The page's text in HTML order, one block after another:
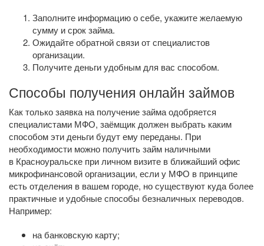
Заполните информацию о себе, укажите желаемую
сумму и срок займа.
Ожидайте обратной связи от специалистов
организации.
Получите деньги удобным для вас способом.
Способы получения онлайн займов
Как только заявка на получение займа одобряется
специалистами МФО, заёмщик должен выбрать каким
способом эти деньги будут ему переданы. При
необходимости можно получить займ наличными
в Красноуральске при личном визите в ближайший офис
микрофинансовой организации, если у МФО в принципе
есть отделения в вашем городе, но существуют куда более
практичные и удобные способы безналичных переводов.
Например:
на банковскую карту;